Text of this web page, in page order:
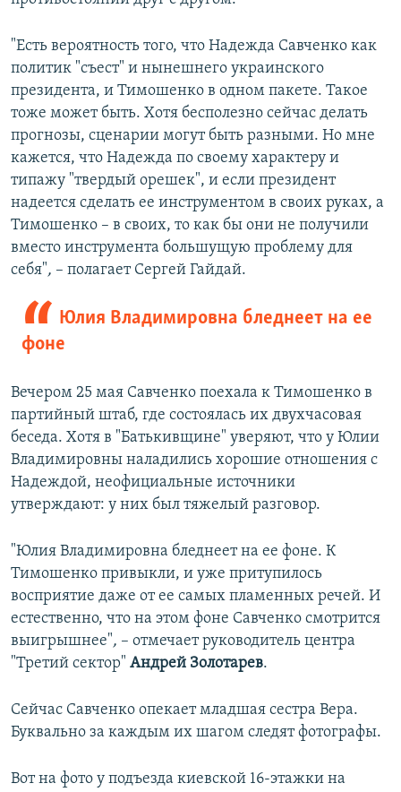
"Есть вероятность того, что Надежда Савченко как
политик "съест" и нынешнего украинского
президента, и Тимошенко в одном пакете. Такое
тоже может быть. Хотя бесполезно сейчас делать
прогнозы, сценарии могут быть разными. Но мне
кажется, что Надежда по своему характеру и
типажу "твердый орешек", и если президент
надеется сделать ее инструментом в своих руках, а
Тимошенко – в своих, то как бы они не получили
вместо инструмента большущую проблему для
себя", – полагает Сергей Гайдай.
Юлия Владимировна бледнеет на ее
фоне
Вечером 25 мая Савченко поехала к Тимошенко в
партийный штаб, где состоялась их двухчасовая
беседа. Хотя в "Батькивщине" уверяют, что у Юлии
Владимировны наладились хорошие отношения с
Надеждой, неофициальные источники
утверждают: у них был тяжелый разговор.
"Юлия Владимировна бледнеет на ее фоне. К
Тимошенко привыкли, и уже притупилось
восприятие даже от ее самых пламенных речей. И
естественно, что на этом фоне Савченко смотрится
выигрышнее", – отмечает руководитель центра
"Третий сектор" Андрей Золотарев.
Сейчас Савченко опекает младшая сестра Вера.
Буквально за каждым их шагом следят фотографы.
Вот на фото у подъезда киевской 16-этажки на